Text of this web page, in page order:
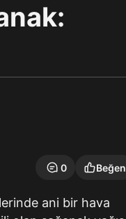
0 Beğen
ani bir hava